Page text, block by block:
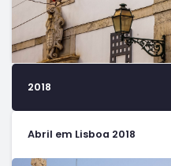
2018
Abril em Lisboa 2018